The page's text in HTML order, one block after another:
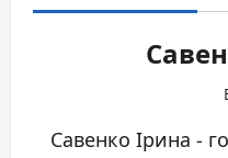
Савенко Ірина -